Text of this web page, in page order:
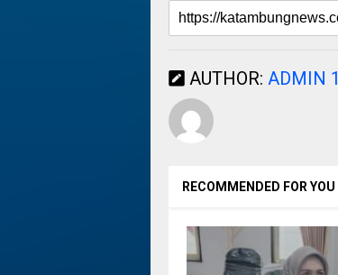
AUTHOR: ADMIN 1
RECOMMENDED FOR YOU